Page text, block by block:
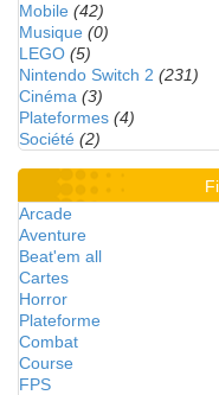
Mobile (42)
Musique (0)
LEGO (5)
Nintendo Switch 2 (231)
Cinéma (3)
Plateformes (4)
Société (2)
Arcade
Aventure
Beat'em all
Cartes
Horror
Plateforme
Combat
Course
FPS